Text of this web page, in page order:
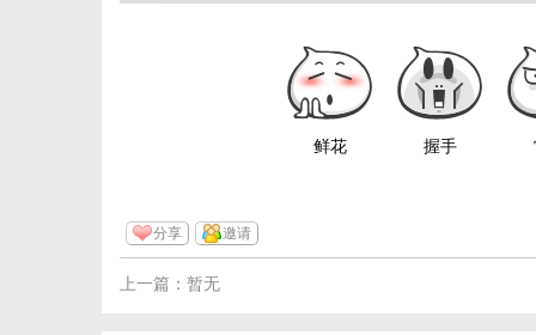
鲜花 握手
分享 邀请
上一篇：暂无